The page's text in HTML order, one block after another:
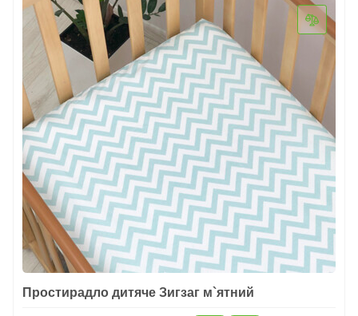
Простирадло дитяче Зигзаг м`ятний